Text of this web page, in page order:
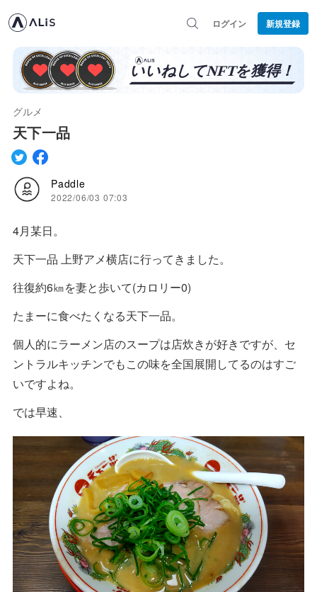
ログイン 新規登録
グルメ
天下一品
Paddle
2022/06/03 07:03
4月某日。
天下一品 上野アメ横店に行ってきました。
往復約6㎞を妻と歩いて(カロリー0)
たまーに食べたくなる天下一品。
個人的にラーメン店のスープは店炊きが好きですが、セ
ントラルキッチンでもこの味を全国展開してるのはすご
いですよね。
では早速、